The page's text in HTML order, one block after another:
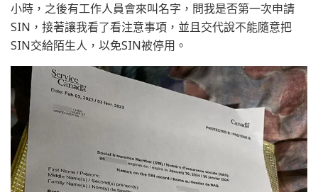
小時，之後有工作人員會來叫名字，問我是否第一次申請
SIN，接著讓我看了看注意事項，並且交代說不能隨意把
SIN交給陌生人，以免SIN被停用。